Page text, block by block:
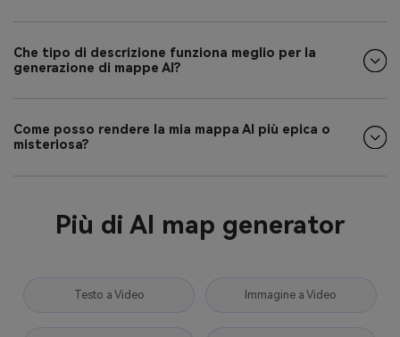
Che tipo di descrizione funziona meglio per la
generazione di mappe AI?
Come posso rendere la mia mappa AI più epica o
misteriosa?
Più di AI map generator
Testo a Video Immagine a Video